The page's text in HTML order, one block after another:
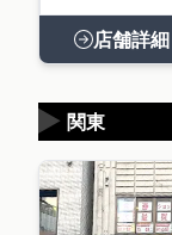
店舗詳
関東
▶